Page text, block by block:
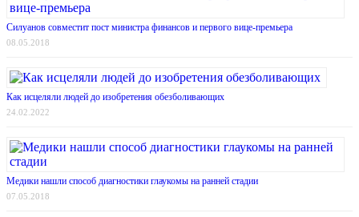
Силуанов совместит пост министра финансов и первого вице-премьера
08.05.2018
Как исцеляли людей до изобретения обезболивающих
24.02.2022
Медики нашли способ диагностики глаукомы на ранней стадии
07.05.2018